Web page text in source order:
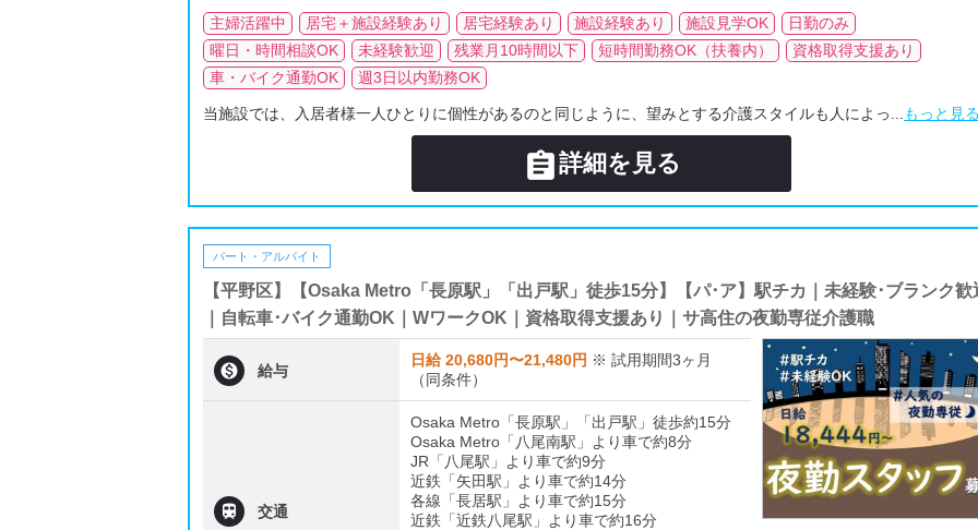
主婦活躍中 居宅＋施設経験あり 居宅経験あり 施設経験あり 施設見学OK
日勤のみ
曜日・時間相談OK
未経験歓迎 残業月10時間以下 短時間勤務OK（扶養内）
資格取得支援あり
車・バイク通勤OK
週3日以内勤務OK
当施設では、入居者様一人ひとりに個性があるのと同じように、望みとする介護スタイルも人によっ... もっと見
詳細を見る
パート・アルバイト
【平野区】【Osaka Metro「長原駅」「出戸駅」徒歩15分】【パ･ア】駅チカ｜未経験･ブランク歓
｜自転車･バイク通勤OK｜WワークOK｜資格取得支援あり｜サ高住の夜勤専従介護職
 給与
日給 20,680円〜21,480円 ※ 試用期間3ヶ月
（同条件）
 交通
Osaka Metro「長原駅」「出戸駅」徒歩約15分
Osaka Metro「八尾南駅」より車で約8分
JR「八尾駅」より車で約9分
近鉄「矢田駅」より車で約14分
各線「長居駅」より車で約15分
近鉄「近鉄八尾駅」より車で約16分